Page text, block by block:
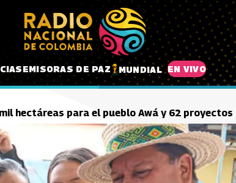
EMISORAS DE PAZ MUNDIAL EN VIVO
hectáreas para el pueblo Awá y 62